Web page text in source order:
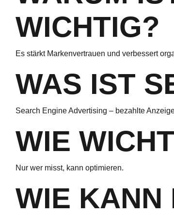
WICHTIG?
Es stärkt Markenvertrauen und verbessert
WAS IST
Search Engine Advertising – bezahlte
WIE
Nur wer misst, kann optimieren.
WIE KANN